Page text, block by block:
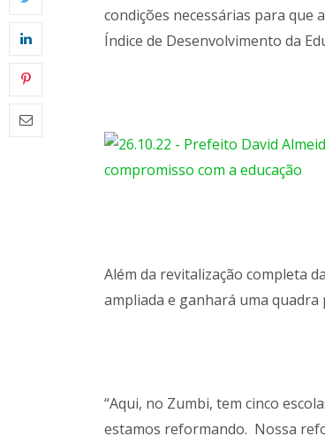
condições necessárias para que
Índice de Desenvolvimento da
Além da revitalização completa
ampliada e ganhará uma quadra
“Aqui, no Zumbi, tem cinco
estamos reformando. Nossa